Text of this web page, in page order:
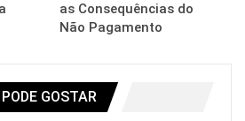
as Consequências do
Não Pagamento
GOSTAR